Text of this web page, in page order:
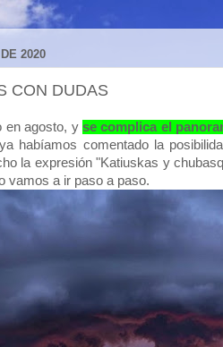
2020
CON DUDAS
en agosto, y se complica el
habíamos comentado la
la expresión "Katiuskas y
vamos a ir paso a paso.